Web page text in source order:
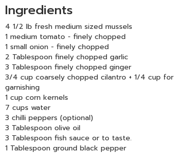
Ingredients
4 1/2 lb fresh medium sized mussels
1 medium tomato - finely chopped
1 small onion - finely chopped
2 Tablespoon finely chopped garlic
3 Tablespoon finely chopped ginger
3/4 cup coarsely chopped cilantro + 1/4 cup for
garnishing
1 cup corn kernels
7 cups water
3 chilli peppers (optional)
3 Tablespoon olive oil
3 Tablespoon fish sauce or to taste.
1 Tablespoon ground black pepper